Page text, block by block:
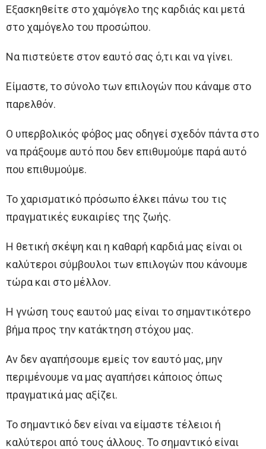
Εξασκηθείτε στο χαμόγελο της καρδιάς και μετά
στο χαμόγελο του προσώπου.
Να πιστεύετε στον εαυτό σας ό,τι και να γίνει.
Είμαστε, το σύνολο των επιλογών που κάναμε στο
παρελθόν.
Ο υπερβολικός φόβος μας οδηγεί σχεδόν πάντα στο
να πράξουμε αυτό που δεν επιθυμούμε παρά αυτό
που επιθυμούμε.
Το χαρισματικό πρόσωπο έλκει πάνω του τις
πραγματικές ευκαιρίες της ζωής.
Η θετική σκέψη και η καθαρή καρδιά μας είναι οι
καλύτεροι σύμβουλοι των επιλογών που κάνουμε
τώρα και στο μέλλον.
Η γνώση τους εαυτού μας είναι το σημαντικότερο
βήμα προς την κατάκτηση στόχου μας.
Αν δεν αγαπήσουμε εμείς τον εαυτό μας, μην
περιμένουμε να μας αγαπήσει κάποιος όπως
πραγματικά μας αξίζει.
Το σημαντικό δεν είναι να είμαστε τέλειοι ή
καλύτεροι από τους άλλους. Το σημαντικό είναι